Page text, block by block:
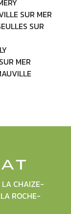
SUR MER
SUR
MER
CHAIZE-
ROCHE-